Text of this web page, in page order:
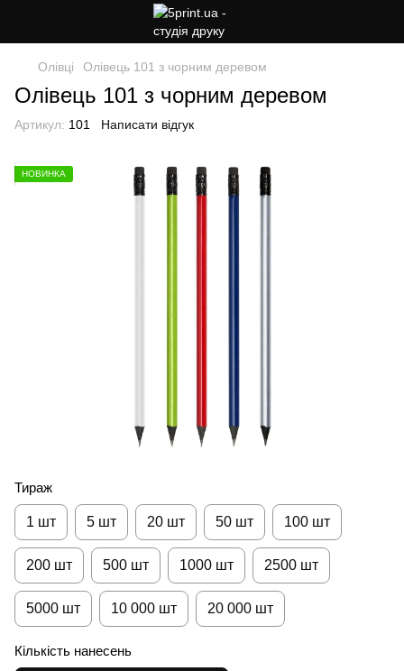
Олівці Олівець 101 з чорним деревом
Олівець 101 з чорним деревом
Артикул: 101 Написати відгук
НОВИНКА
Тираж
1 шт 5 шт 20 шт 50 шт 100 шт
200 шт 500 шт 1000 шт 2500 шт
5000 шт 10 000 шт 20 000 шт
Кількість нанесень